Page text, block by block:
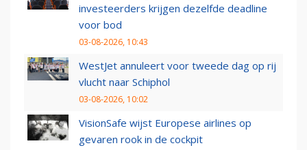
investeerders krijgen dezelfde deadline
voor bod
03-08-2026, 10:43
WestJet annuleert voor tweede dag op rij
vlucht naar Schiphol
03-08-2026, 10:02
VisionSafe wijst Europese airlines op
gevaren rook in de cockpit